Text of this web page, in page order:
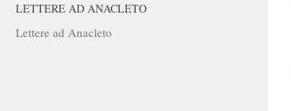
LETTERE AD ANACLETO
Lettere ad Anacleto